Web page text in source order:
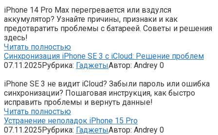
iPhone 14 Pro Max перегревается или вздулся
аккумулятор? Узнайте причины, признаки и как
предотвратить проблемы с батареей. Советы и решения
здесь!
Читать полностью
Синхронизация iPhone SE 3 с iCloud: Решение проблем
07.11.2025Рубрика: ГаджетыАвтор: Andrey 0
iPhone SE 3 не видит iCloud? Забыли пароль или ошибка
синхронизации? Пошаговая инструкция, как быстро
исправить проблемы и вернуть данные!
Читать полностью
Устранение неполадок iPhone 15 Pro
07.11.2025Рубрика: ГаджетыАвтор: Andrey 0